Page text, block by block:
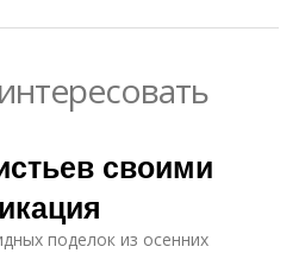
своими
поделок из осенних